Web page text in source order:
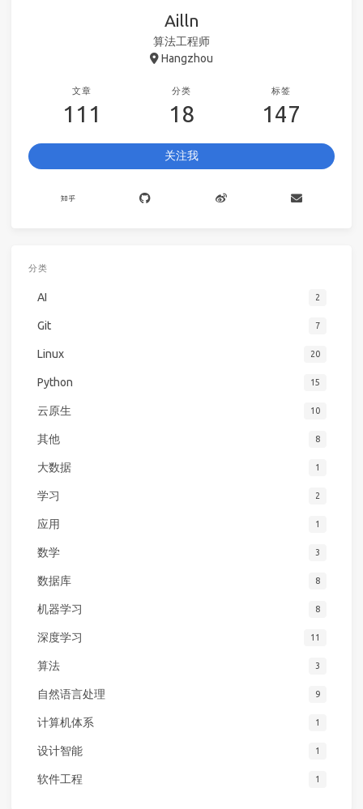
Ailln
算法工程师
Hangzhou
文章
111
分类
18
标签
147
关注我
分类
AI 2
Git 7
Linux 20
Python 15
云原生 10
其他 8
大数据 1
学习 2
应用 1
数学 3
数据库 8
机器学习 8
深度学习 11
算法 3
自然语言处理 9
计算机体系 1
设计智能 1
软件工程 1